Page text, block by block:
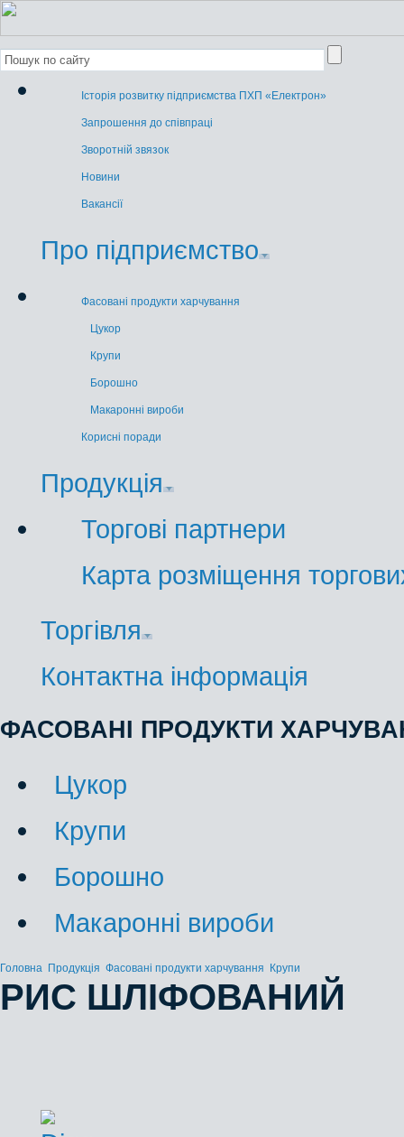
Історія розвитку підприємства ПХП «Електрон»
Запрошення до співпраці
Зворотній звязок
Новини
Вакансії
Про підприємство
Фасовані продукти харчування
Цукор
Крупи
Борошно
Макаронні вироби
Корисні поради
Продукція
Торгові партнери
Карта розміщення
Торгівля
Контактна інформація
ФАСОВАНІ ПРОДУКТИ
Цукор
Крупи
Борошно
Макаронні вироби
Головна Продукція Фасовані продукти харчування Крупи
РИС ШЛІФОВАНИЙ